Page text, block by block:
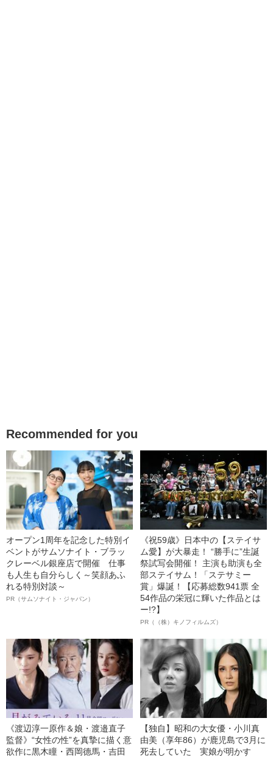
Recommended for you
オープン1周年を記念した特別イ
ベントがサムソナイト・ブラッ
クレーベル銀座店で開催 仕事
も人生も自分らしく～笑顔あふ
れる特別対談～
PR（サムソナイト・ジャパン）
《祝59歳》日本中の【ステイサ
ム愛】が大暴走！ “勝手に”生誕
祭試写会開催！ 主演も助演も全
部ステイサム！「ステサミー
賞」爆誕！【応募総数941票 全
54作品の栄冠に輝いた作品とは
ー!?】
PR（（株）キノフィルムズ）
《渡辺淳一原作＆娘・渡邉直子
監督》“女性の性”を真摯に描く意
欲作に黒木瞳・西岡德馬・吉田
【独自】昭和の大女優・小川真
由美（享年86）が鹿児島で3月に
死去していた 実娘が明かす